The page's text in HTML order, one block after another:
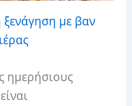
με βαν
ημερήσιους